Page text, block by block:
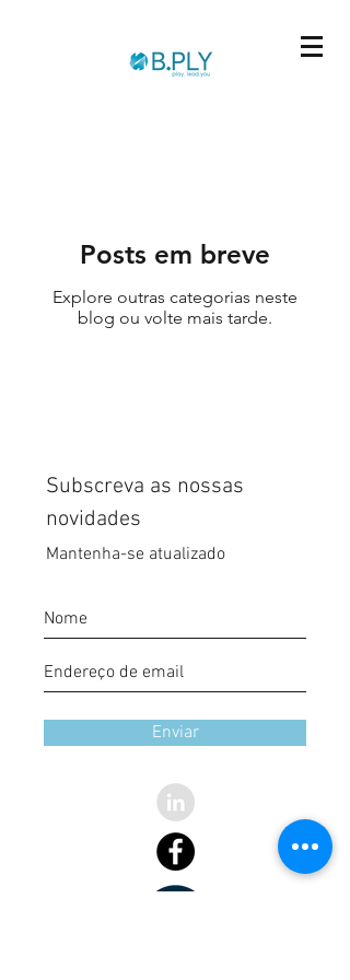
Posts em breve
Explore outras categorias neste
blog ou volte mais tarde.
Subscreva as nossas
novidades
Mantenha-se atualizado
Enviar